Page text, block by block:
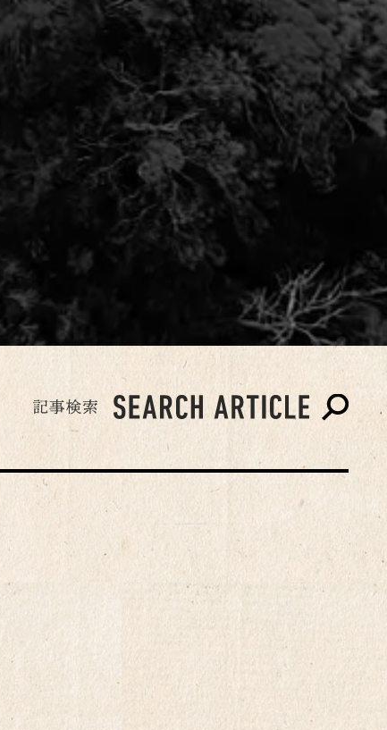
2000's～
車種のジャンル
ミニバン系
セダン・ハ
ン系
2025年
2019年
2016年
以上乗り続
ンとして版
地球自動車
共著）。
2026.04.04 奈良県